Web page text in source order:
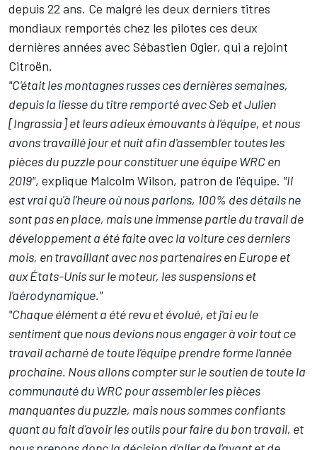
depuis 22 ans. Ce malgré les deux derniers titres
mondiaux remportés chez les pilotes ces deux
dernières années avec Sébastien Ogier, qui a rejoint
Citroën.
"C'était les montagnes russes ces dernières semaines,
depuis la liesse du titre remporté avec Seb et Julien
[Ingrassia] et leurs adieux émouvants à l'équipe, et nous
avons travaillé jour et nuit afin d'assembler toutes les
pièces du puzzle pour constituer une équipe WRC en
2019", explique Malcolm Wilson, patron de l'équipe. "Il
est vrai qu'à l'heure où nous parlons, 100% des détails ne
sont pas en place, mais une immense partie du travail de
développement a été faite avec la voiture ces derniers
mois, en travaillant avec nos partenaires en Europe et
aux États-Unis sur le moteur, les suspensions et
l'aérodynamique."
"Chaque élément a été revu et évolué, et j'ai eu le
sentiment que nous devions nous engager à voir tout ce
travail acharné de toute l'équipe prendre forme l'année
prochaine. Nous allons compter sur le soutien de toute la
communauté du WRC pour assembler les pièces
manquantes du puzzle, mais nous sommes confiants
quant au fait d'avoir les outils pour faire du bon travail, et